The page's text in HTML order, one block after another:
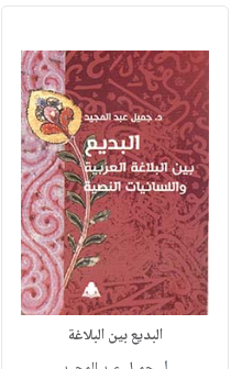
البديع بين البلاغة